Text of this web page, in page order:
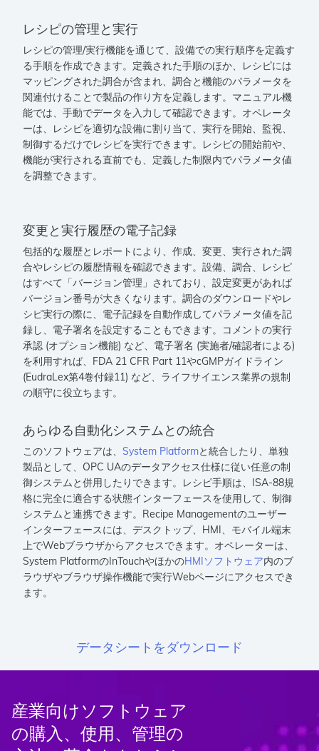
レシピの管理と実行
レシピの管理/実行機能を通じて、設備での実行順序を定義す
る手順を作成できます。定義された手順のほか、レシピには
マッピングされた調合が含まれ、調合と機能のパラメータを
関連付けることで製品の作り方を定義します。マニュアル機
能では、手動でデータを入力して確認できます。オペレータ
ーは、レシピを適切な設備に割り当て、実行を開始、監視、
制御するだけでレシピを実行できます。レシピの開始前や、
機能が実行される直前でも、定義した制限内でパラメータ値
を調整できます。
変更と実行履歴の電子記録
包括的な履歴とレポートにより、作成、変更、実行された調
合やレシピの履歴情報を確認できます。設備、調合、レシピ
はすべて「バージョン管理」されており、設定変更があれば
バージョン番号が大きくなります。調合のダウンロードやレ
シピ実行の際に、電子記録を自動作成してパラメータ値を記
録し、電子署名を設定することもできます。コメントの実行
承認 (オプション機能) など、電子署名 (実施者/確認者による)
を利用すれば、FDA 21 CFR Part 11やcGMPガイドライン
(EudraLex第4巻付録11) など、ライフサイエンス業界の規制
の順守に役立ちます。
あらゆる自動化システムとの統合
このソフトウェアは、 System Platformと統合したり、単独
製品として、OPC UAのデータアクセス仕様に従い任意の制
御システムと併用したりできます。レシピ手順は、ISA-88規
格に完全に適合する状態インターフェースを使用して、制御
システムと連携できます。Recipe Managementのユーザー
インターフェースには、デスクトップ、HMI、モバイル端末
上でWebブラウザからアクセスできます。オペレーターは、
System PlatformのInTouchやほかのHMIソフトウェア内のブ
ラウザやブラウザ操作機能で実行Webページにアクセスでき
ます。
データシートをダウンロード
産業向けソフトウェア
の購入、使用、管理の